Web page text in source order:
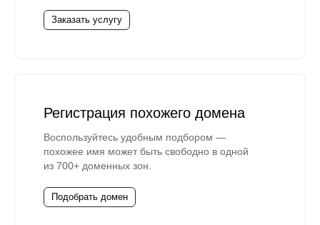
Заказать услугу
Регистрация похожего домена
Воспользуйтесь удобным подбором —
похожее имя может быть свободно в одной
из 700+ доменных зон.
Подобрать домен